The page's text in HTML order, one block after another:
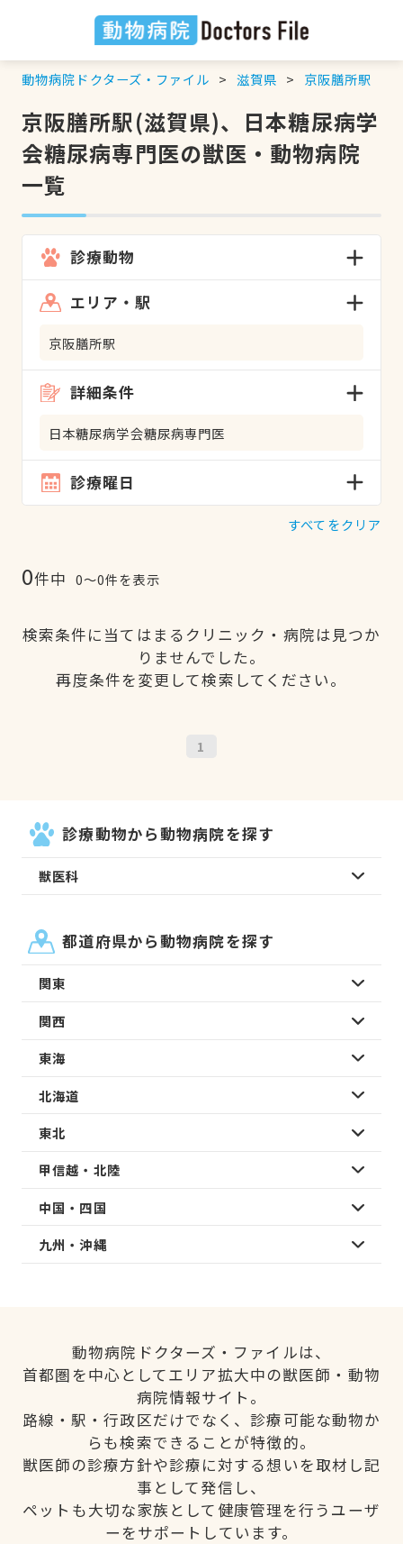
動物病院ドクターズ・ファイル 滋賀県 京阪膳所駅
京阪膳所駅(滋賀県)、日本糖尿病学
会糖尿病専門医の獣医・動物病院
一覧
診療動物
エリア・駅
京阪膳所駅
詳細条件
日本糖尿病学会糖尿病専門医
診療曜日
すべてをクリア
0件中 0〜0件を表示
検索条件に当てはまるクリニック・病院は見つか
りませんでした。
再度条件を変更して検索してください。
1
診療動物から動物病院を探す
獣医科
都道府県から動物病院を探す
関東
関西
東海
北海道
東北
甲信越・北陸
中国・四国
九州・沖縄
動物病院ドクターズ・ファイルは、
首都圏を中心としてエリア拡大中の獣医師・動物
病院情報サイト。
路線・駅・行政区だけでなく、診療可能な動物か
らも検索できることが特徴的。
獣医師の診療方針や診療に対する想いを取材し記
事として発信し、
ペットも大切な家族として健康管理を行うユーザ
ーをサポートしています。